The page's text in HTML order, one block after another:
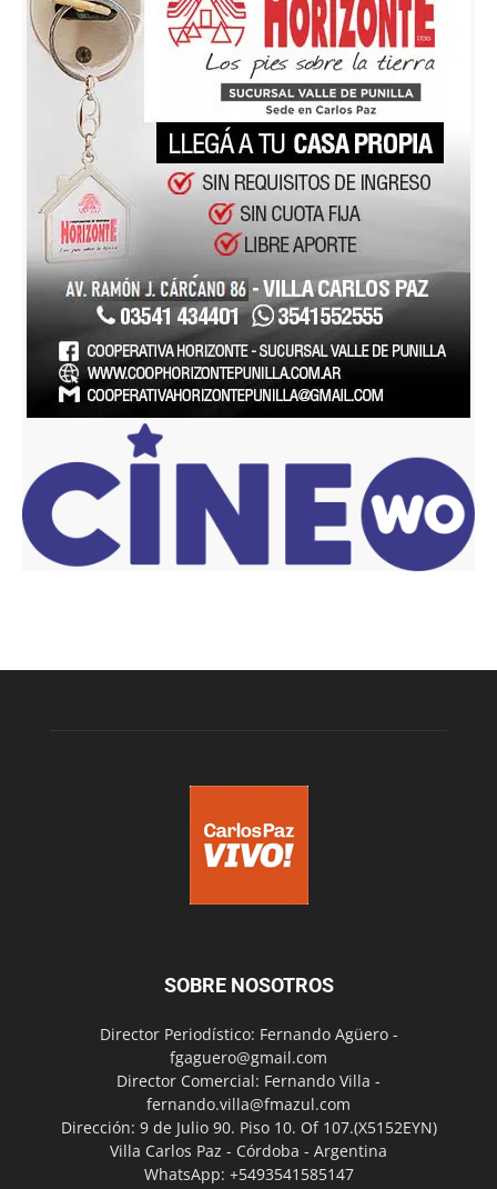
SOBRE NOSOTROS
Director Periodístico: Fernando Agüero -
fgaguero@gmail.com
Director Comercial: Fernando Villa -
fernando.villa@fmazul.com
Dirección: 9 de Julio 90. Piso 10. Of 107.(X5152EYN)
Villa Carlos Paz - Córdoba - Argentina
WhatsApp: +5493541585147